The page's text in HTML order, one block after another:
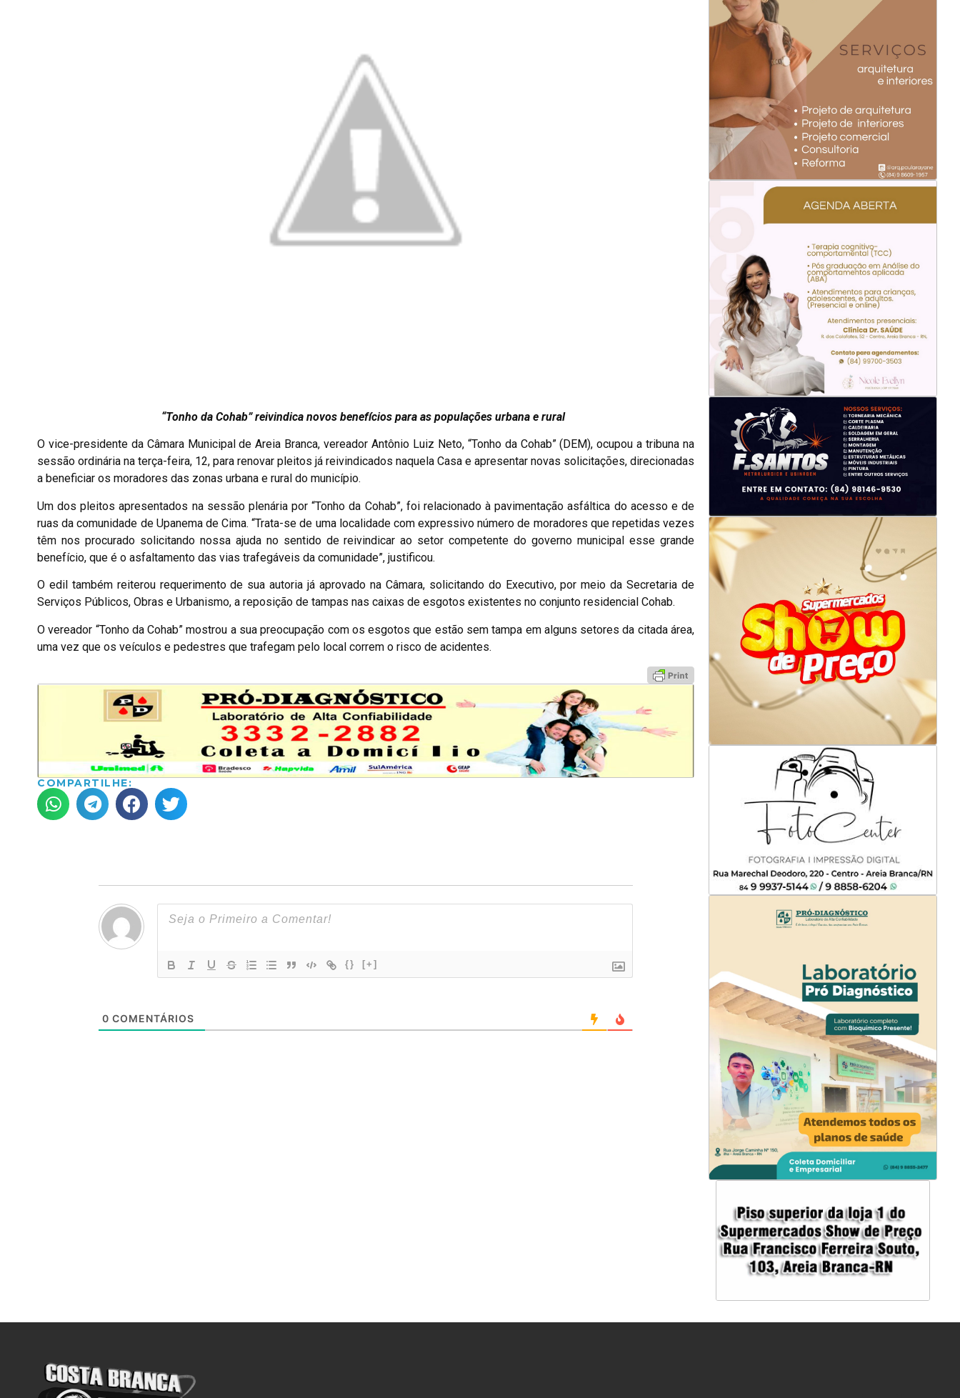
“Tonho da Cohab” reivindica novos benefícios para as populações urbana e rural
O vice-presidente da Câmara Municipal de Areia Branca, vereador Antônio Luiz Neto, “Tonho da Cohab” (DEM), ocupou a tribuna na
sessão ordinária na terça-feira, 12, para renovar pleitos já reivindicados naquela Casa e apresentar novas solicitações, direcionadas
a beneficiar os moradores das zonas urbana e rural do município.
Um dos pleitos apresentados na sessão plenária por “Tonho da Cohab”, foi relacionado à pavimentação asfáltica do acesso e de
ruas da comunidade de Upanema de Cima. “Trata-se de uma localidade com expressivo número de moradores que repetidas vezes
têm nos procurado solicitando nossa ajuda no sentido de reivindicar ao setor competente do governo municipal esse grande
benefício, que é o asfaltamento das vias trafegáveis da comunidade”, justificou.
O edil também reiterou requerimento de sua autoria já aprovado na Câmara, solicitando do Executivo, por meio da Secretaria de
Serviços Públicos, Obras e Urbanismo, a reposição de tampas nas caixas de esgotos existentes no conjunto residencial Cohab.
O vereador “Tonho da Cohab” mostrou a sua preocupação com os esgotos que estão sem tampa em alguns setores da citada área,
uma vez que os veículos e pedestres que trafegam pelo local correm o risco de acidentes.
COMPARTILHE:
{} [+]
0 COMENTÁRIOS